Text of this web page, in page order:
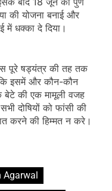
की योजना बनाई और
में धक्का दे दिया।
पूरे षड्यंत्र की तह तक
कि इसमें और कौन-कौन
बेटे की एक मामूली वजह
दोषियों को फांसी की
करने की हिम्मत न करे।
Agarwal